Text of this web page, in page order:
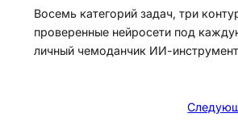
Восемь категорий задач, три
проверенные нейросети под
личный чемоданчик ИИ-